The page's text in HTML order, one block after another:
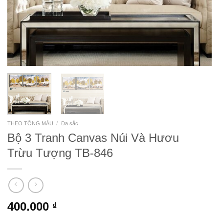
THEO TÔNG MÀU / Đa sắc
Bộ 3 Tranh Canvas Núi Và Hươu
Trừu Tượng TB-846
400.000 ₫